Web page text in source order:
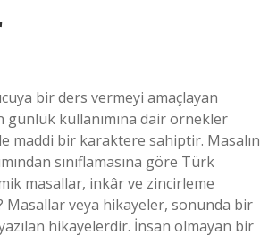
bir ders vermeyi amaçlayan
günlük kullanımına dair örnekler
maddi bir karaktere sahiptir. Masalın
sınıflamasına göre Türk
masallar, inkâr ve zincirleme
Masallar veya hikayeler, sonunda bir
hikayelerdir. İnsan olmayan bir